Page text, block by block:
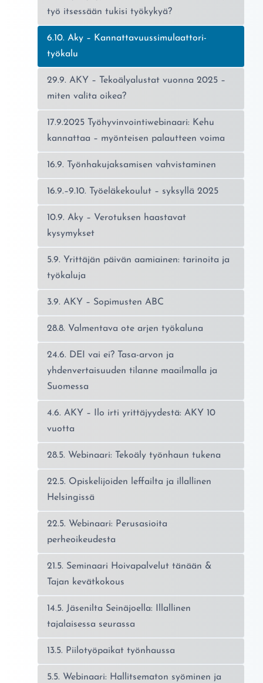
työ itsessään tukisi työkykyä?
Nykyinen sivu:
6.10. Aky – Kannattavuussimulaattori-
työkalu
29.9. AKY – Tekoälyalustat vuonna 2025 –
miten valita oikea?
17.9.2025 Työhyvinvointiwebinaari: Kehu
kannattaa – myönteisen palautteen voima
16.9. Työnhakujaksamisen vahvistaminen
16.9.–9.10. Työeläkekoulut – syksyllä 2025
10.9. Aky – Verotuksen haastavat
kysymykset
5.9. Yrittäjän päivän aamiainen: tarinoita ja
työkaluja
3.9. AKY – Sopimusten ABC
28.8. Valmentava ote arjen työkaluna
24.6. DEI vai ei? Tasa-arvon ja
yhdenvertaisuuden tilanne maailmalla ja
Suomessa
4.6. AKY – Ilo irti yrittäjyydestä: AKY 10
vuotta
28.5. Webinaari: Tekoäly työnhaun tukena
22.5. Opiskelijoiden leffailta ja illallinen
Helsingissä
22.5. Webinaari: Perusasioita
perheoikeudesta
21.5. Seminaari Hoivapalvelut tänään &
Tajan kevätkokous
14.5. Jäsenilta Seinäjoella: Illallinen
tajalaisessa seurassa
13.5. Piilotyöpaikat työnhaussa
5.5. Webinaari: Hallitsematon syöminen ja